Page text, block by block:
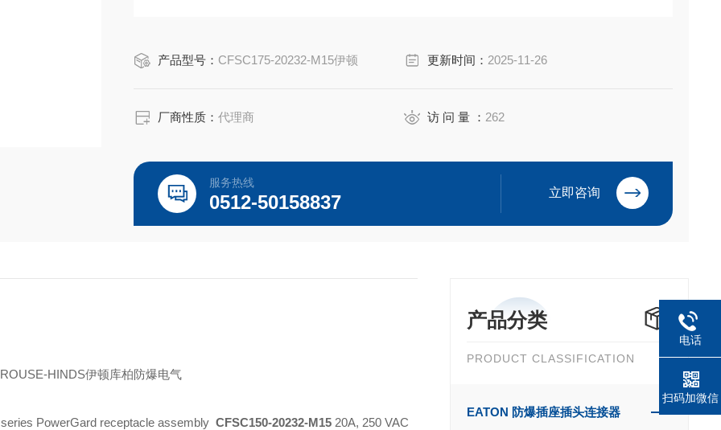
产品型号： CFSC175-20232-M15伊顿 更新时间： 2025-11-26
厂商性质：代理商 访 问 量 ： 262
服务热线
0512-50158837 立即咨询
产品分类
PRODUCT CLASSIFICATION
EATON 防爆插座插头连接器
HINDS伊顿库柏防爆电气
PowerGard receptacle assembly CFSC150-20232-M15 20A, 250 VAC
电话
扫码加微信